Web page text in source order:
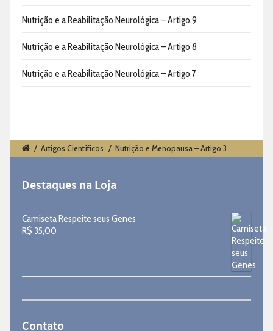
Nutrição e a Reabilitação Neurológica – Artigo 9
Nutrição e a Reabilitação Neurológica – Artigo 8
Nutrição e a Reabilitação Neurológica – Artigo 7
/ Artigos Científicos / Nutrição e Menopausa – Artigo 3
Destaques na Loja
Camiseta Respeite seus Genes
R$ 35,00
Contato